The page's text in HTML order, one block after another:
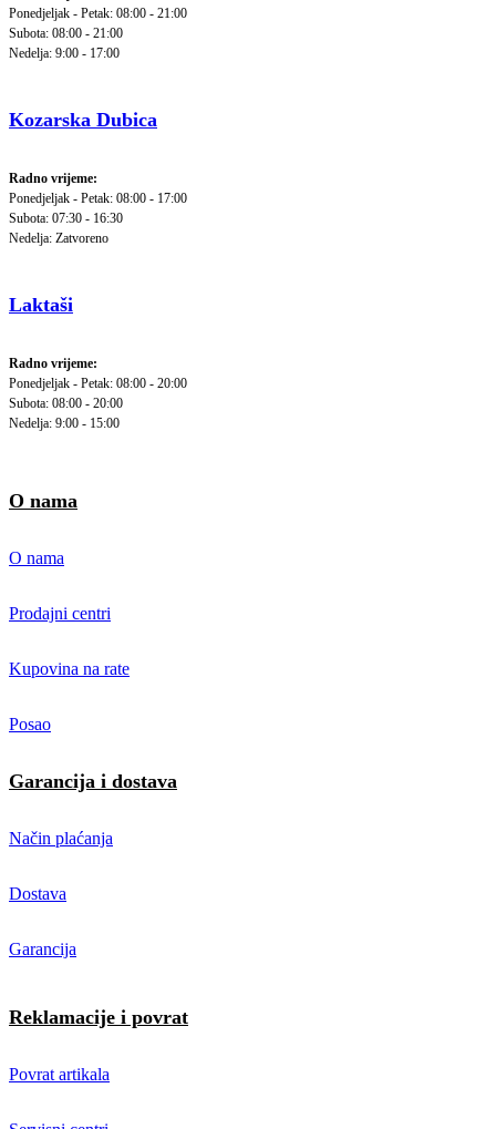
Ponedjeljak - Petak: 08:00 - 21:00
Subota: 08:00 - 21:00
Nedelja: 9:00 - 17:00
Kozarska Dubica
Radno vrijeme:
Ponedjeljak - Petak: 08:00 - 17:00
Subota: 07:30 - 16:30
Nedelja: Zatvoreno
Laktaši
Radno vrijeme:
Ponedjeljak - Petak: 08:00 - 20:00
Subota: 08:00 - 20:00
Nedelja: 9:00 - 15:00
O nama
O nama
Prodajni centri
Kupovina na rate
Posao
Garancija i dostava
Način plaćanja
Dostava
Garancija
Reklamacije i povrat
Povrat artikala